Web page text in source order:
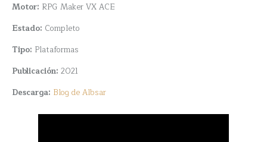
Motor: RPG Maker VX ACE
Estado: Completo
Tipo: Plataformas
Publicación: 2021
Descarga: Blog de Albsar